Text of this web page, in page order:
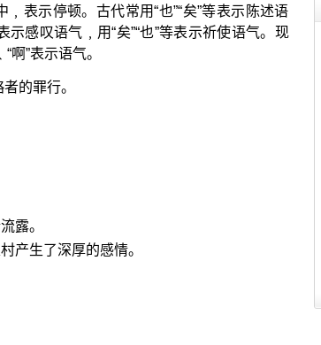
表示停顿。古代常用“也”“矣”等表示陈述语
示感叹语气﹐用“矣”“也”等表示祈使语气。现
啊”表示语气。
的罪行。
露。
产生了深厚的感情。